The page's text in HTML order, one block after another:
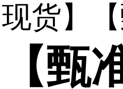
现货】
【甄